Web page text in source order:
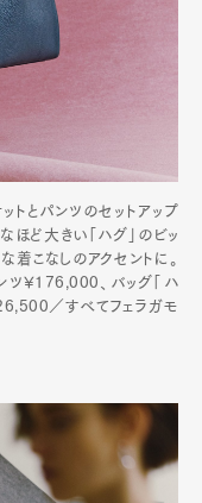
トとパンツのセットアップ
ほど大きい「ハグ」のビッ
着こなしのアクセントに。
ツ¥176,000、バッグ「ハ
／すべてフェラガモ